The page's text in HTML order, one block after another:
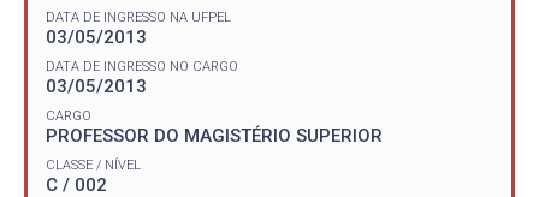
DATA DE INGRESSO NA UFPEL
03/05/2013
DATA DE INGRESSO NO CARGO
03/05/2013
CARGO
PROFESSOR DO MAGISTÉRIO SUPERIOR
CLASSE / NÍVEL
C / 002